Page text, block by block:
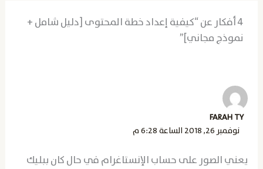
4 أفكار عن “كيفية إعداد خطة المحتوى [دليل شامل +
نموذج مجاني]”
FARAH TY
نوفمبر 26, 2018 الساعة 6:28 م
يعني الصور على حساب الإنستاغرام في حال كان ببليك